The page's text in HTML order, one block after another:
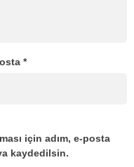
*
için adım, e-posta
kaydedilsin.